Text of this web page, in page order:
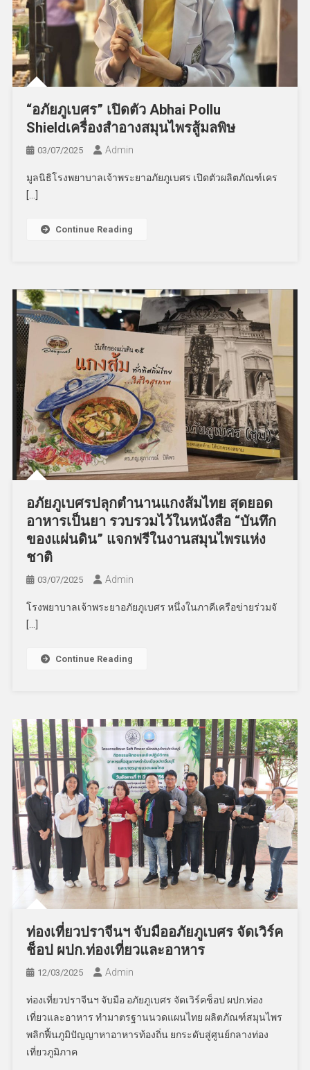
“อภัยภูเบศร” เปิดตัว Abhai Pollu
Shieldเครื่องสำอางสมุนไพรสู้มลพิษ
03/07/2025 Admin
มูลนิธิโรงพยาบาลเจ้าพระยาอภัยภูเบศร เปิดตัวผลิตภัณฑ์เคร
[…]
Continue Reading
อภัยภูเบศรปลุกตำนานแกงส้มไทย สุดยอด
อาหารเป็นยา รวบรวมไว้ในหนังสือ “บันทึก
ของแผ่นดิน” แจกฟรีในงานสมุนไพรแห่ง
ชาติ
03/07/2025 Admin
โรงพยาบาลเจ้าพระยาอภัยภูเบศร หนึ่งในภาคีเครือข่ายร่วมจั
[…]
Continue Reading
ท่องเที่ยวปราจีนฯ จับมืออภัยภูเบศร จัดเวิร์ค
ช็อป ผปก.ท่องเที่ยวและอาหาร
12/03/2025 Admin
ท่องเที่ยวปราจีนฯ จับมือ อภัยภูเบศร จัดเวิร์คช็อป ผปก.ท่อง
เที่ยวและอาหาร ทำมาตรฐานนวดแผนไทย ผลิตภัณฑ์สมุนไพร
พลิกฟื้นภูมิปัญญาหาอาหารท้องถิ่น ยกระดับสู่ศูนย์กลางท่อง
เที่ยวภูมิภาค